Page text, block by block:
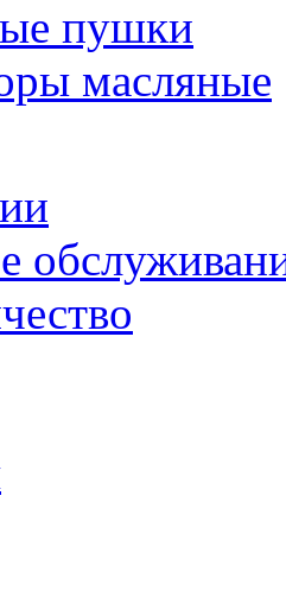
пушки
масляные